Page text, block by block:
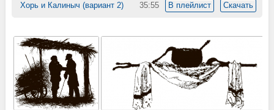
35:55 В плейлист Скачать
Хорь и Калиныч (вариант 2)